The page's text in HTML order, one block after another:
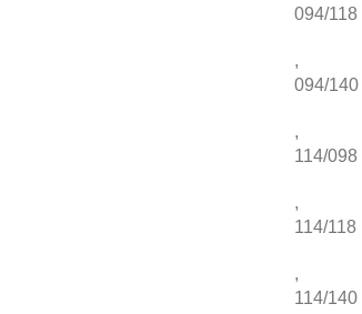
094/118
,
094/140
,
114/098
,
114/118
,
114/140